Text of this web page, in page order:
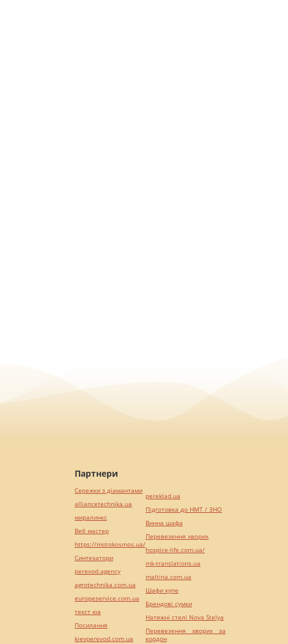
Партнери
Сережки з діамантами
alliancetechnika.ua
миралинкс
Веб мастер
https://motokosmos.ua/
Синтезатори
perevod.agency
agrotechnika.com.ua
europeservice.com.ua
текст юа
Посилання
kievperevod.com.ua
pereklad.ua
Підготовка до НМТ / ЗНО
Винна шафа
Перевезення хворих
hospice-life.com.ua/
mk-translations.ua
maltina.com.ua
Шафи купе
Брендові сумки
Натяжні стелі Nova Stelya
Перевезення хворих за
кордон